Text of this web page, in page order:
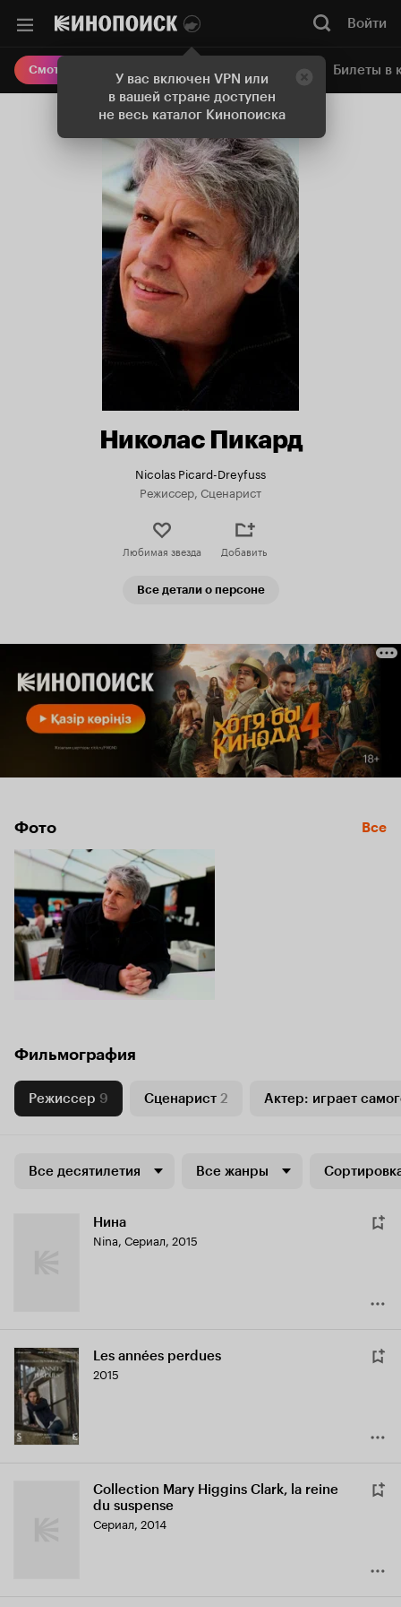
У вас включен VPN или
в вашей стране доступен
не весь каталог Кинопоиска
Войти
Смотреть кино Онлайн-кинотеатр Билеты в
Николас Пикард
Nicolas Picard-Dreyfuss
Режиссер, Сценарист
Любимая звезда Добавить
Все детали о персоне
Фото Все
Фильмография
Режиссер 9 Сценарист 2 Актер: играет
Все десятилетия Все жанры
Нина
Nina, Сериал, 2015
Les années perdues
2015
Collection Mary Higgins Clark, la reine
du suspense
Сериал, 2014